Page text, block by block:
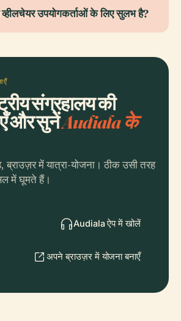
व्हीलचेयर उपयोगकर्ताओं के लिए सुलभ है?
संग्रहालय की
और सुनेंAudiala के
ब्राउज़र में यात्रा-योजना। ठीक उसी तरह
में घूमते हैं।
Audiala ऐप में खोलें
अपने ब्राउज़र में योजना बनाएँ